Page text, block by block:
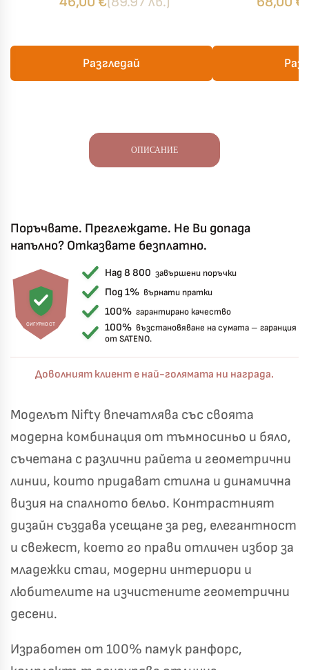
Разгледай
ОПИСАНИЕ
Поръчвате. Преглеждате. Не Ви допада
напълно? Отказвате безплатно.
СИГУРНОСТ
Над 8 800 завършени поръчки
Под 1% върнати пратки
100% гарантирано качество
100% възстановяване на сумата – гаранция
от SATENO.
Доволният клиент е най-голямата ни награда.
Моделът Nifty впечатлява със своята
модерна комбинация от тъмносиньо и бяло,
съчетана с различни райета и геометрични
линии, които придават стилна и динамична
визия на спалното бельо. Контрастният
дизайн създава усещане за ред, елегантност
и свежест, което го прави отличен избор за
младежки стаи, модерни интериори и
любителите на изчистените геометрични
десени.
Изработен от 100% памук ранфорс,